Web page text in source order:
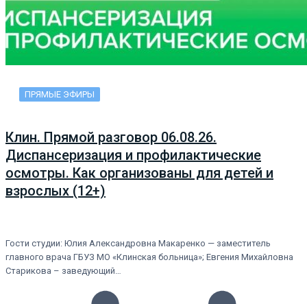
ПРЯМЫЕ ЭФИРЫ
Клин. Прямой разговор 06.08.26.
Диспансеризация и профилактические
осмотры. Как организованы для детей и
взрослых (12+)
Гости студии: Юлия Александровна Макаренко — заместитель
главного врача ГБУЗ МО «Клинская больница»; Евгения Михайловна
Старикова – заведующий…